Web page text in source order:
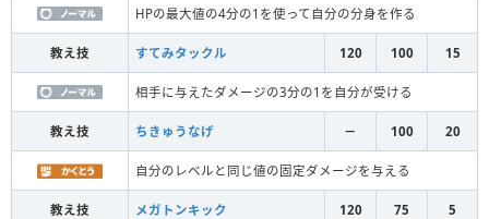
HPの最大値の4分の1を使って自分の分身を作る
教え技 すてみタックル 120 100 15
相手に与えたダメージの3分の1を自分が受ける
教え技 ちきゅうなげ － 100 20
自分のレベルと同じ値の固定ダメージを与える
教え技 メガトンキック 120 75 5